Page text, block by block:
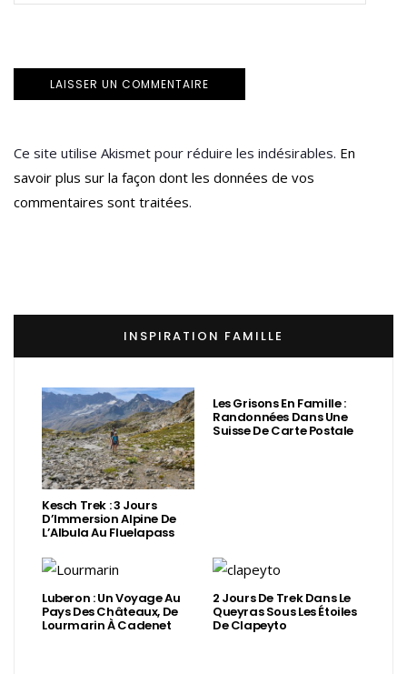
Ce site utilise Akismet pour réduire les indésirables. En
savoir plus sur la façon dont les données de vos
commentaires sont traitées.
INSPIRATION FAMILLE
Kesch Trek : 3 Jours
D’Immersion Alpine De
L’Albula Au Fluelapass
Les Grisons En Famille :
Randonnées Dans Une
Suisse De Carte Postale
Luberon : Un Voyage Au
Pays Des Châteaux, De
Lourmarin À Cadenet
2 Jours De Trek Dans Le
Queyras Sous Les Étoiles
De Clapeyto